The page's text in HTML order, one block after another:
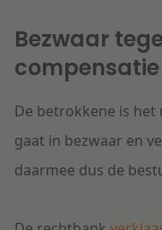
Bezwaar
De betrokkene is het
gaat in bezwaar en
daarmee dus de